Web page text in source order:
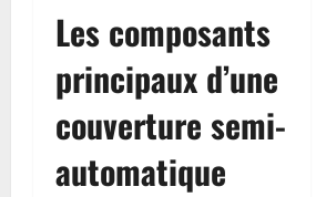
Les composants
principaux d’une
couverture semi-
automatique